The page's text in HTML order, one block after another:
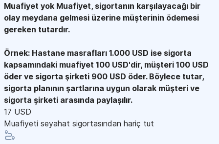
Muafiyet yok Muafiyet, sigortanın karşılayacağı bir
olay meydana gelmesi üzerine müşterinin ödemesi
gereken tutardır.
Örnek: Hastane masrafları 1.000 USD ise sigorta
kapsamındaki muafiyet 100 USD'dir, müşteri 100 USD
öder ve sigorta şirketi 900 USD öder. Böylece tutar,
sigorta planının şartlarına uygun olarak müşteri ve
sigorta şirketi arasında paylaşılır.
17 USD
Muafiyeti seyahat sigortasından hariç tut